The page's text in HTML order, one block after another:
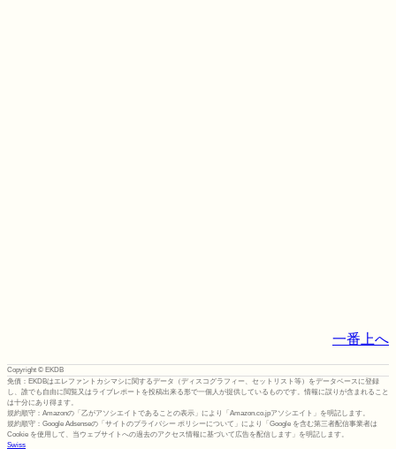
一番上へ
Copyright © EKDB
免債：EKDBはエレファントカシマシに関するデータ（ディスコグラフィー、セットリスト等）をデータベースに登録
し、誰でも自由に閲覧又はライブレポートを投稿出来る形で一個人が提供しているものです。情報に誤りが含まれること
は十分にあり得ます。
規約順守：Amazonの「乙がアソシエイトであることの表示」により「Amazon.co.jpアソシエイト」を明記します。
規約順守：Google Adsenseの「サイトのプライバシー ポリシーについて」により「Google を含む第三者配信事業者は
Cookie を使用して、当ウェブサイトへの過去のアクセス情報に基づいて広告を配信します」を明記します。
Swiss